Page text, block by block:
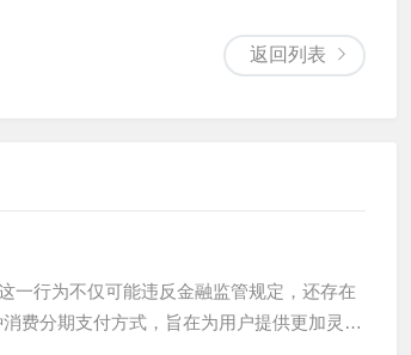
返回列表
一行为不仅可能违反金融监管规定，还存在
费分期支付方式，旨在为用户提供更加灵活